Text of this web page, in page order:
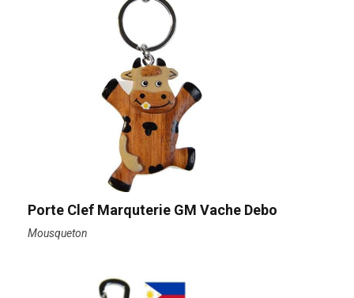
Porte Clef Marquterie GM Vache Debo
Mousqueton